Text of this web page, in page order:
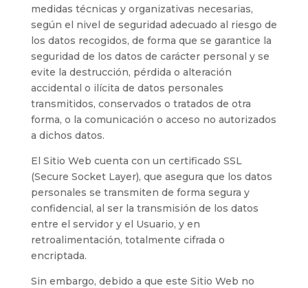
medidas técnicas y organizativas necesarias,
según el nivel de seguridad adecuado al riesgo de
los datos recogidos, de forma que se garantice la
seguridad de los datos de carácter personal y se
evite la destrucción, pérdida o alteración
accidental o ilícita de datos personales
transmitidos, conservados o tratados de otra
forma, o la comunicación o acceso no autorizados
a dichos datos.
El Sitio Web cuenta con un certificado SSL
(Secure Socket Layer), que asegura que los datos
personales se transmiten de forma segura y
confidencial, al ser la transmisión de los datos
entre el servidor y el Usuario, y en
retroalimentación, totalmente cifrada o
encriptada.
Sin embargo, debido a que este Sitio Web no